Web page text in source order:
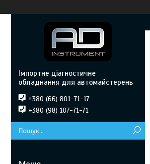
Імпортне діагностичне
обладнання для автомайстерень
+380 (66) 801-71-17
+380 (98) 107-71-71